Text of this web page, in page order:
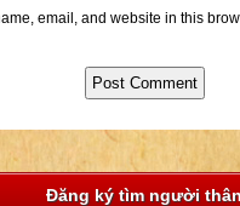
email, and website in this
Đăng ký tìm người